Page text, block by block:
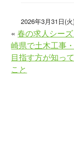
2026年3月31日(
«春の求人シー
崎県で土木工事
目指す方が知っ
こと